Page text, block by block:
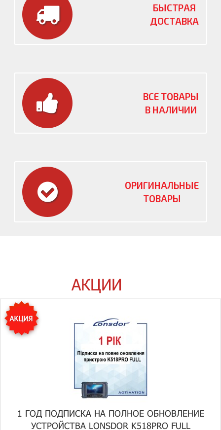
БЫСТРАЯ
ДОСТАВКА
ВСЕ ТОВАРЫ
В НАЛИЧИИ
ОРИГИНАЛЬНЫЕ
ТОВАРЫ
АКЦИИ
1 ГОД ПОДПИСКА НА ПОЛНОЕ ОБНОВЛЕНИЕ
УСТРОЙСТВА LONSDOR K518PRO FULL